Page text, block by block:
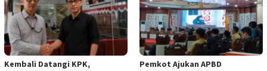
Kembali Datangi KPK,
Pemkot Ajukan APBD